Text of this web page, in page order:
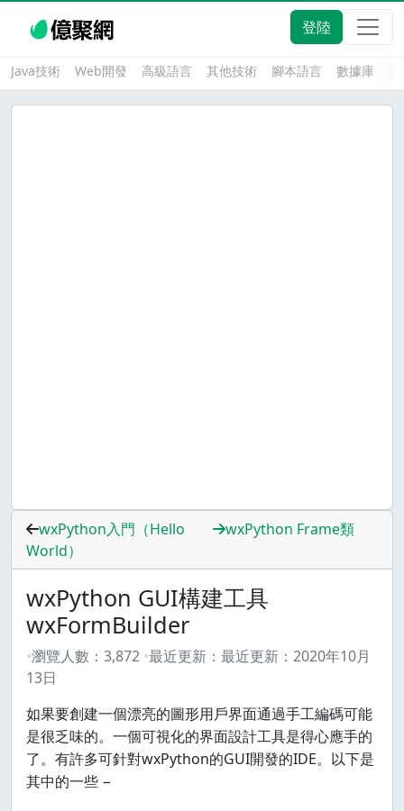
登陸
Java技術 Web開發 高級語言 其他技術 腳本語言 數據庫
wxPython入門（Hello
World）
wxPython Frame類
wxPython GUI構建工具
wxFormBuilder
瀏覽人數： 3,872 最近更新： 最近更新： 2020年10月
13日
如果要創建一個漂亮的圖形用戶界面通過手工編碼可能
是很乏味的。一個可視化的界面設計工具是得心應手的
了。有許多可針對wxPython的GUI開發的IDE。以下是
其中的一些 −